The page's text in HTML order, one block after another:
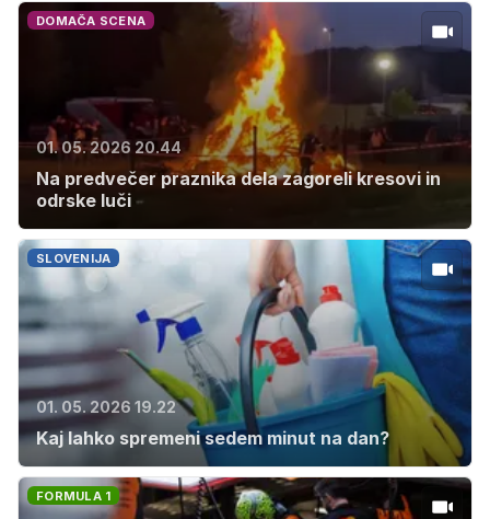
DOMAČA SCENA
01. 05. 2026 20.44
Na predvečer praznika dela zagoreli kresovi in
odrske luči
SLOVENIJA
01. 05. 2026 19.22
Kaj lahko spremeni sedem minut na dan?
FORMULA 1